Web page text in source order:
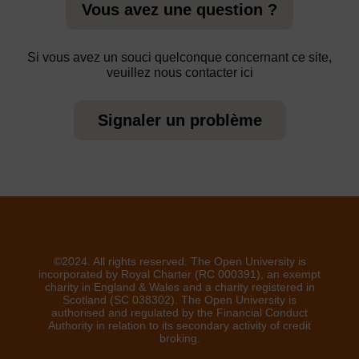
Vous avez une question ?
Si vous avez un souci quelconque concernant ce site,
veuillez nous contacter ici
Signaler un problème
©2024. All rights reserved. The Open University is
incorporated by Royal Charter (RC 000391), an exempt
charity in England & Wales and a charity registered in
Scotland (SC 038302). The Open University is
authorised and regulated by the Financial Conduct
Authority in relation to its secondary activity of credit
broking.